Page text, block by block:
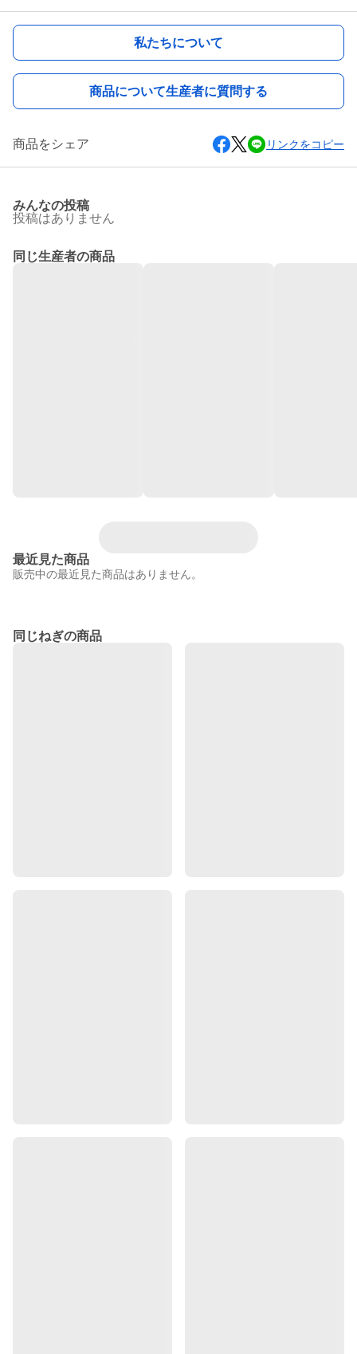
私たちについて
商品について生産者に質問する
商品をシェア リンクをコピー
みんなの投稿
投稿はありません
同じ生産者の商品
最近見た商品
販売中の最近見た商品はありません。
同じねぎの商品